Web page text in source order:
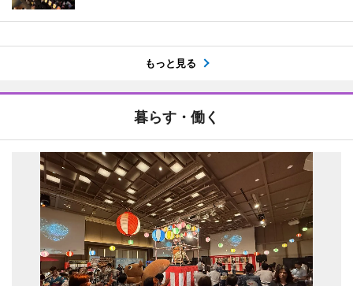
もっと見る
暮らす・働く